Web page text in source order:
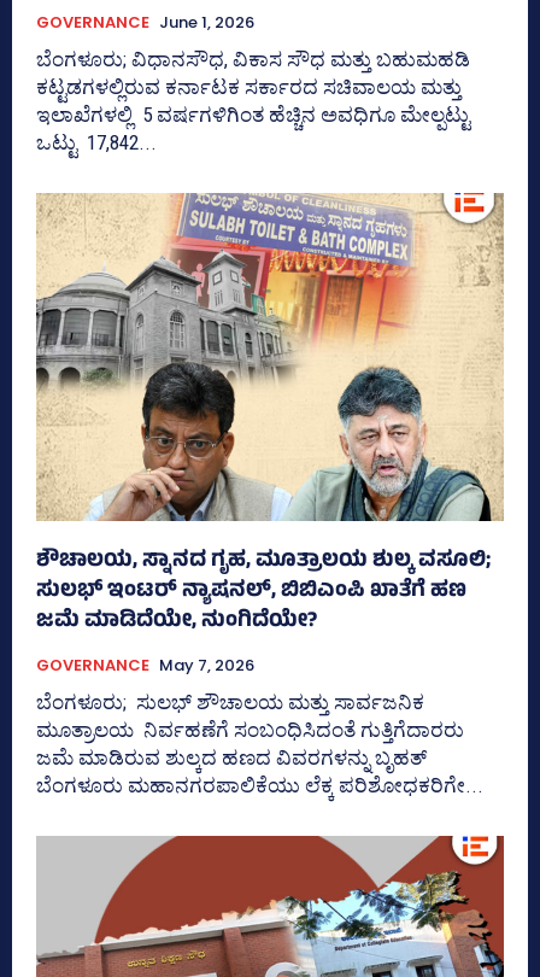
GOVERNANCE June 1, 2026
ಬೆಂಗಳೂರು; ವಿಧಾನಸೌಧ, ವಿಕಾಸ ಸೌಧ ಮತ್ತು ಬಹುಮಹಡಿ
ಕಟ್ಟಡಗಳಲ್ಲಿರುವ ಕರ್ನಾಟಕ ಸರ್ಕಾರದ ಸಚಿವಾಲಯ ಮತ್ತು
ಇಲಾಖೆಗಳಲ್ಲಿ 5 ವರ್ಷಗಳಿಗಿಂತ ಹೆಚ್ಚಿನ ಅವಧಿಗೂ ಮೇಲ್ಪಟ್ಟು
ಒಟ್ಟು 17,842...
ಶೌಚಾಲಯ, ಸ್ನಾನದ ಗೃಹ, ಮೂತ್ರಾಲಯ ಶುಲ್ಕ ವಸೂಲಿ;
ಸುಲಭ್‌ ಇಂಟರ್ ನ್ಯಾಷನಲ್‌, ಬಿಬಿಎಂಪಿ ಖಾತೆಗೆ ಹಣ
ಜಮೆ ಮಾಡಿದೆಯೇ, ನುಂಗಿದೆಯೇ?
GOVERNANCE May 7, 2026
ಬೆಂಗಳೂರು; ಸುಲಭ್ ಶೌಚಾಲಯ ಮತ್ತು ಸಾರ್ವಜನಿಕ
ಮೂತ್ರಾಲಯ ನಿರ್ವಹಣೆಗೆ ಸಂಬಂಧಿಸಿದಂತೆ ಗುತ್ತಿಗೆದಾರರು
ಜಮೆ ಮಾಡಿರುವ ಶುಲ್ಕದ ಹಣದ ವಿವರಗಳನ್ನು ಬೃಹತ್‌
ಬೆಂಗಳೂರು ಮಹಾನಗರಪಾಲಿಕೆಯು ಲೆಕ್ಕ ಪರಿಶೋಧಕರಿಗೇ...